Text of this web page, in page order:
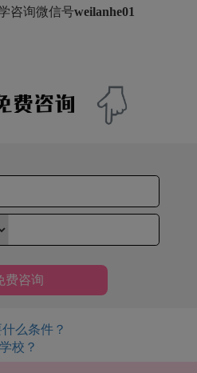
咨询微信号weilanhe01
费咨询
么条件？
校？